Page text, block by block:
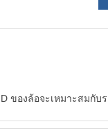
ของล้อจะเหมาะสมกับ